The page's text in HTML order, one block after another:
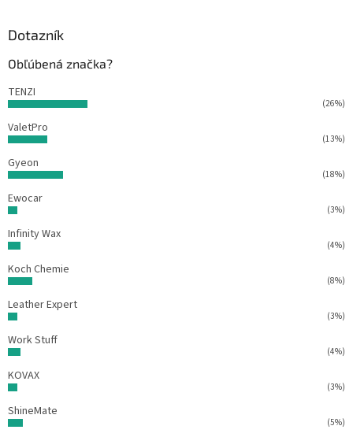
Dotazník
Obľúbená značka?
TENZI
(26%)
ValetPro
(13%)
Gyeon
(18%)
Ewocar
(3%)
Infinity Wax
(4%)
Koch Chemie
(8%)
Leather Expert
(3%)
Work Stuff
(4%)
KOVAX
(3%)
ShineMate
(5%)